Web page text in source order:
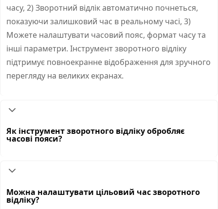
часу, 2) Зворотний відлік автоматично почнеться,
показуючи залишковий час в реальному часі, 3)
Можете налаштувати часовий пояс, формат часу та
інші параметри. Інструмент зворотного відліку
підтримує повноекранне відображення для зручного
перегляду на великих екранах.
Як інструмент зворотного відліку обробляє
часові пояси?
Можна налаштувати цільовий час зворотного
відліку?